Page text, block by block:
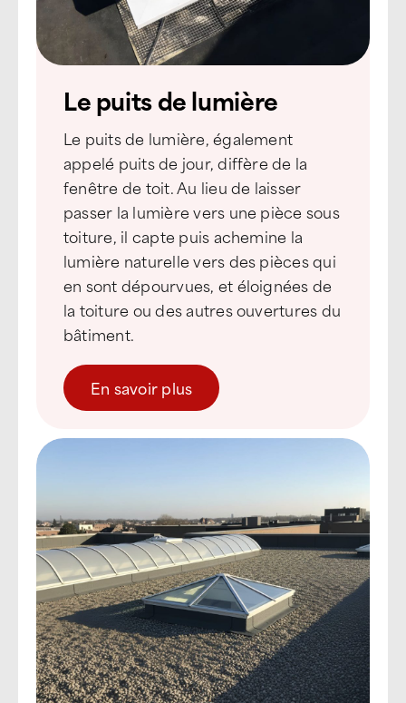
Le puits de lumière
Le puits de lumière, également
appelé puits de jour, diffère de la
fenêtre de toit. Au lieu de laisser
passer la lumière vers une pièce sous
toiture, il capte puis achemine la
lumière naturelle vers des pièces qui
en sont dépourvues, et éloignées de
la toiture ou des autres ouvertures du
bâtiment.
En savoir plus